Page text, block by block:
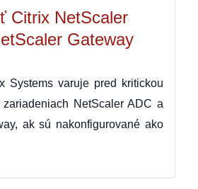
Citrix NetScaler
Gateway
Systems varuje pred kritickou
NetScaler ADC a
ak sú nakonfigurované ako